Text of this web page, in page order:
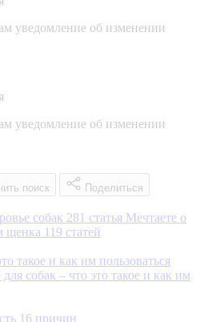
уведомление об изменении
уведомление об изменении
поиск Поделиться
собак 281 статья Мечтаете о
щенка 119 статей
собак – что это такое и как им